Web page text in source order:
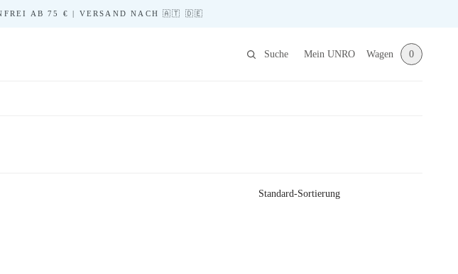
AB 75 € | VERSAND NACH 🇦🇹 🇩🇪
Suche Mein UNRO Wagen 0